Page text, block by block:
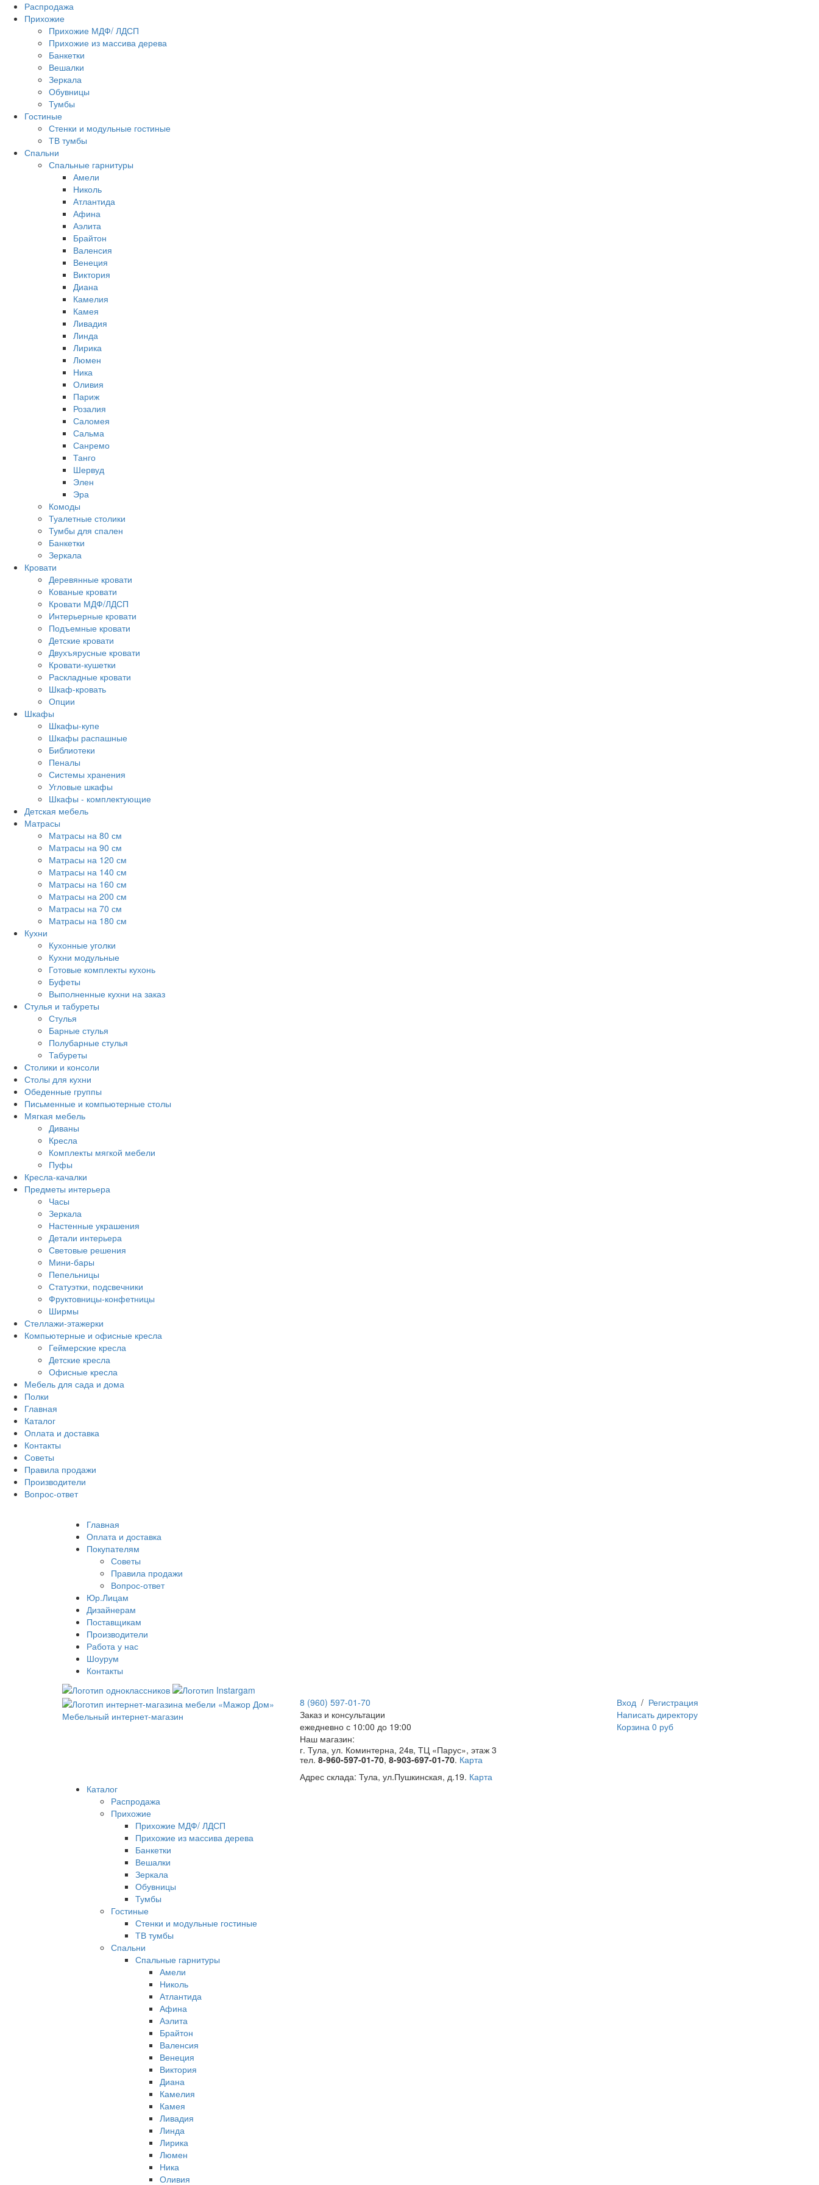
Распродажа
Прихожие
Прихожие МДФ/ ЛДСП
Прихожие из массива дерева
Банкетки
Вешалки
Зеркала
Обувницы
Тумбы
Гостиные
Стенки и модульные гостиные
ТВ тумбы
Спальни
Спальные гарнитуры
Амели
Николь
Атлантида
Афина
Аэлита
Брайтон
Валенсия
Венеция
Виктория
Диана
Камелия
Камея
Ливадия
Линда
Лирика
Люмен
Ника
Оливия
Париж
Розалия
Саломея
Сальма
Санремо
Танго
Шервуд
Элен
Эра
Комоды
Туалетные столики
Тумбы для спален
Банкетки
Зеркала
Кровати
Деревянные кровати
Кованые кровати
Кровати МДФ/ЛДСП
Интерьерные кровати
Подъемные кровати
Детские кровати
Двухъярусные кровати
Кровати-кушетки
Раскладные кровати
Шкаф-кровать
Опции
Шкафы
Шкафы-купе
Шкафы распашные
Библиотеки
Пеналы
Системы хранения
Угловые шкафы
Шкафы - комплектующие
Детская мебель
Матрасы
Матрасы на 80 см
Матрасы на 90 см
Матрасы на 120 см
Матрасы на 140 см
Матрасы на 160 см
Матрасы на 200 см
Матрасы на 70 см
Матрасы на 180 см
Кухни
Кухонные уголки
Кухни модульные
Готовые комплекты кухонь
Буфеты
Выполненные кухни на заказ
Стулья и табуреты
Стулья
Барные стулья
Полубарные стулья
Табуреты
Столики и консоли
Столы для кухни
Обеденные группы
Письменные и компьютерные столы
Мягкая мебель
Диваны
Кресла
Комплекты мягкой мебели
Пуфы
Кресла-качалки
Предметы интерьера
Часы
Зеркала
Настенные украшения
Детали интерьера
Световые решения
Мини-бары
Пепельницы
Статуэтки, подсвечники
Фруктовницы-конфетницы
Ширмы
Стеллажи-этажерки
Компьютерные и офисные кресла
Геймерские кресла
Детские кресла
Офисные кресла
Мебель для сада и дома
Полки
Главная
Каталог
Оплата и доставка
Контакты
Советы
Правила продажи
Производители
Вопрос-ответ
Главная
Оплата и доставка
Покупателям
Советы
Правила продажи
Вопрос-ответ
Юр.Лицам
Дизайнерам
Поставщикам
Производители
Работа у нас
Шоурум
Контакты
Мебельный интернет-магазин
8 (960) 597-01-70
Заказ и консультации
ежедневно с 10:00 до 19:00
Наш магазин:
г. Тула, ул. Коминтерна, 24в, ТЦ «Парус», этаж 3
тел. 8-960-597-01-70, 8-903-697-01-70. Карта
Адрес склада: Тула, ул.Пушкинская, д.19. Карта
Вход/ Регистрация
Написать директору
Корзина 0 руб
Каталог
Распродажа
Прихожие
Прихожие МДФ/ ЛДСП
Прихожие из массива дерева
Банкетки
Вешалки
Зеркала
Обувницы
Тумбы
Гостиные
Стенки и модульные гостиные
ТВ тумбы
Спальни
Спальные гарнитуры
Амели
Николь
Атлантида
Афина
Аэлита
Брайтон
Валенсия
Венеция
Виктория
Диана
Камелия
Камея
Ливадия
Линда
Лирика
Люмен
Ника
Оливия